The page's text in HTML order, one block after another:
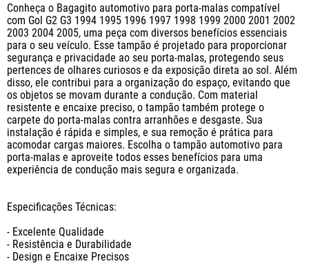
Conheça o Bagagito automotivo para porta-malas compatível
com Gol G2 G3 1994 1995 1996 1997 1998 1999 2000 2001 2002
2003 2004 2005, uma peça com diversos benefícios essenciais
para o seu veículo. Esse tampão é projetado para proporcionar
segurança e privacidade ao seu porta-malas, protegendo seus
pertences de olhares curiosos e da exposição direta ao sol. Além
disso, ele contribui para a organização do espaço, evitando que
os objetos se movam durante a condução. Com material
resistente e encaixe preciso, o tampão também protege o
carpete do porta-malas contra arranhões e desgaste. Sua
instalação é rápida e simples, e sua remoção é prática para
acomodar cargas maiores. Escolha o tampão automotivo para
porta-malas e aproveite todos esses benefícios para uma
experiência de condução mais segura e organizada.
Especificações Técnicas:
- Excelente Qualidade
- Resistência e Durabilidade
- Design e Encaixe Precisos